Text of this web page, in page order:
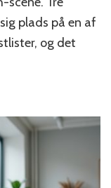
kommer
med
plads på en af
og det